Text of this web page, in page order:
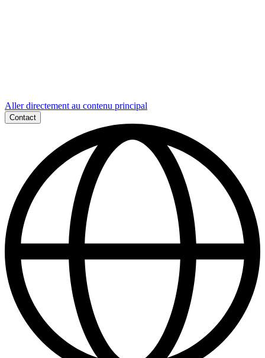
Aller directement au contenu principal
Contact